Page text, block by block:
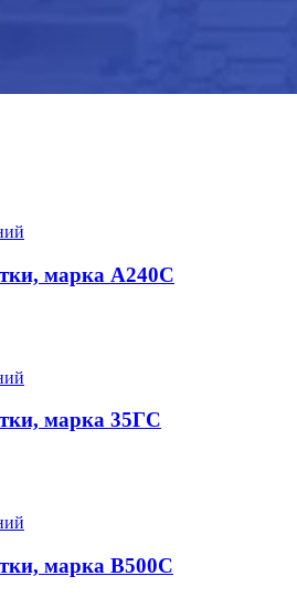
марка А240С
марка 35ГС
марка В500С